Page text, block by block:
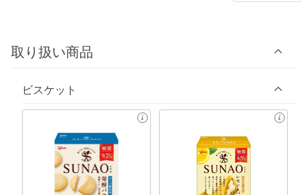
取り扱い商品
ビスケット